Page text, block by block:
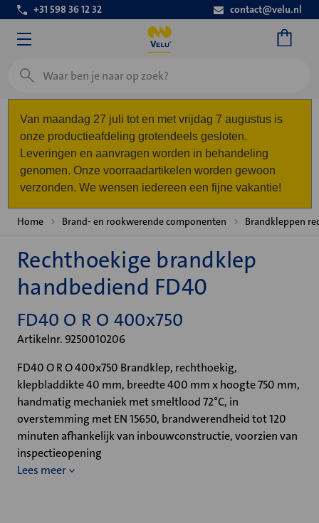
+31 598 36 12 32 contact@velu.nl
Zoeken
Van maandag 27 juli tot en met vrijdag 7 augustus is
onze productieafdeling grotendeels gesloten.
Leveringen en aanvragen worden in behandeling
genomen. Onze voorraadartikelen worden gewoon
verzonden. We wensen iedereen een fijne vakantie!
Home Brand- en rookwerende componenten Brandkleppen
Rechthoekige brandklep
handbediend FD40
FD40 O R O 400x750
Artikelnr. 9250010206
FD40 O R O 400x750 Brandklep, rechthoekig,
klepbladdikte 40 mm, breedte 400 mm x hoogte 750 mm,
handmatig mechaniek met smeltlood 72°C, in
overstemming met EN 15650, brandwerendheid tot 120
minuten afhankelijk van inbouwconstructie, voorzien van
inspectieopening
Lees meer